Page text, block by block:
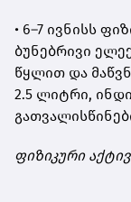
• 6–7 ივნისს
ბუნებრივი
წყლით და
2.5 ლიტრი,
ფიზიკური